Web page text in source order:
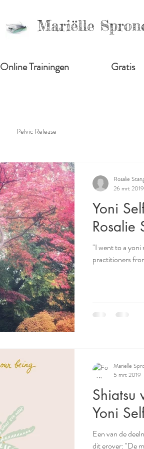
Mariëlle
Online Trainingen Gratis
Pelvic Release
Yoni
Rosalie
"I went to a yoni
practitioners
Rosalie
26 mrt 2019
Shiatsu
Yoni
Een van de
dit erover: "De meeste mensen die mij een beetje kennen weten dat
Marielle
5 mrt 2019